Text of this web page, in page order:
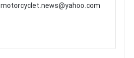
motorcyclet.news@yahoo.com